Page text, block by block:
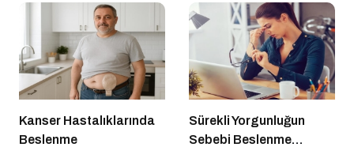
Kanser Hastalıklarında
Beslenme
Sürekli Yorgunluğun
Sebebi Beslenme